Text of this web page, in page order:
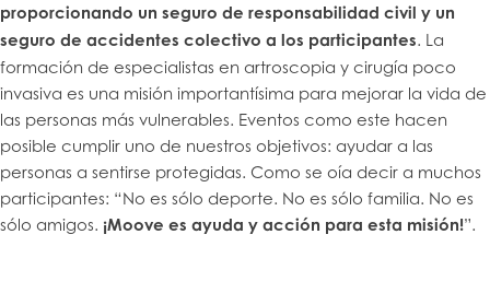
proporcionando un seguro de responsabilidad civil y un
seguro de accidentes colectivo a los participantes. La
formación de especialistas en artroscopia y cirugía poco
invasiva es una misión importantísima para mejorar la vida de
las personas más vulnerables. Eventos como este hacen
posible cumplir uno de nuestros objetivos: ayudar a las
personas a sentirse protegidas. Como se oía decir a muchos
participantes: “No es sólo deporte. No es sólo familia. No es
sólo amigos. ¡Moove es ayuda y acción para esta misión!”.